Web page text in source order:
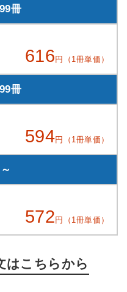
冊
616 円（1冊単価）
冊
594円（1冊単価）
572 円（1冊単価）
はこちらから